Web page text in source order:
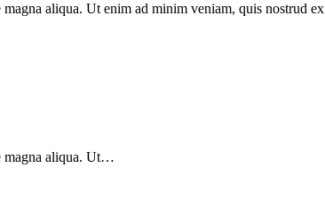
aliqua. Ut enim ad minim veniam, quis nostrud ex
magna aliqua. Ut…